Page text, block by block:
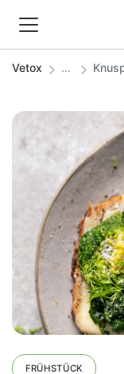
REZEPTWELT
WISSEN
GRATIS
Vetox
FRÜHSTÜCK